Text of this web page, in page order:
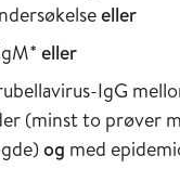
eller
eller
IgG
(minst to prøver
og med